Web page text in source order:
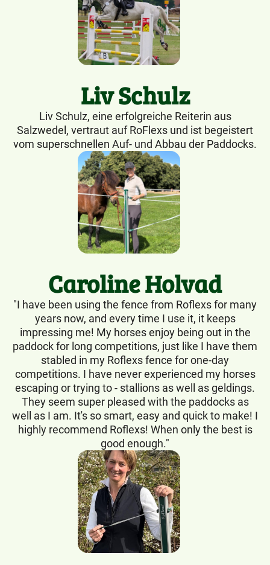
Liv Schulz, eine erfolgreiche Reiterin aus
Salzwedel, vertraut auf RoFlexs und ist begeistert
vom superschnellen Auf- und Abbau der Paddocks.
Liv Schulz
"I have been using the fence from Roflexs for many
years now, and every time I use it, it keeps
impressing me! My horses enjoy being out in the
paddock for long competitions, just like I have them
stabled in my Roflexs fence for one-day
competitions. I have never experienced my horses
escaping or trying to - stallions as well as geldings.
They seem super pleased with the paddocks as
well as I am. It's so smart, easy and quick to make! I
highly recommend Roflexs! When only the best is
good enough."
Caroline Holvad